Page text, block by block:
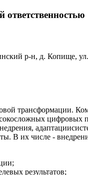
р-н, д. Копище,
трансформации.
цифровых
В их числе -
результатов;